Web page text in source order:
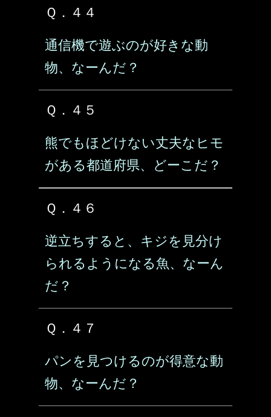
Ｑ．４４
通信機で遊ぶのが好きな動
物、なーんだ？
Ｑ．４５
熊でもほどけない丈夫なヒモ
がある都道府県、どーこだ？
Ｑ．４６
逆立ちすると、キジを見分け
られるようになる魚、なーん
だ？
Ｑ．４７
パンを見つけるのが得意な動
物、なーんだ？